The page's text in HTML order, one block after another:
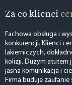
Za co klienci
Fachowa obsługa i
konkurencji. Klienci
lakierniczych,
kolizji. Dużym atutem
jasna komunikacja i
Firma buduje